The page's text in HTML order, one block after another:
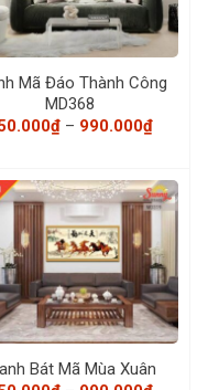
Mã Đáo Thành Công
MD368
₫ – 990.000₫
đến
Bát Mã Mùa Xuân